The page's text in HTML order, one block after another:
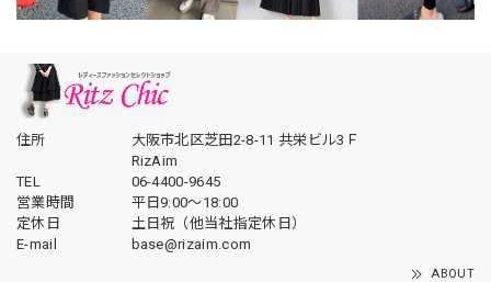
住所
大阪市北区芝田2-8-11 共栄ビル3Ｆ
RizAim
TEL
06-4400-9645
営業時間
平日9:00～18:00
定休日
土日祝（他当社指定休日）
E-mail
base@rizaim.com
ABOUT